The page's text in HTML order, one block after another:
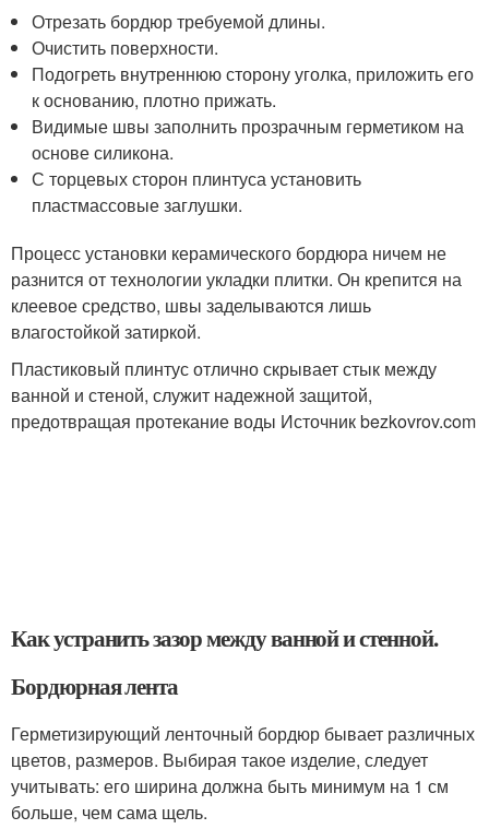
Отрезать бордюр требуемой длины.
Очистить поверхности.
Подогреть внутреннюю сторону уголка, приложить его
к основанию, плотно прижать.
Видимые швы заполнить прозрачным герметиком на
основе силикона.
С торцевых сторон плинтуса установить
пластмассовые заглушки.
Процесс установки керамического бордюра ничем не
разнится от технологии укладки плитки. Он крепится на
клеевое средство, швы заделываются лишь
влагостойкой затиркой.
Пластиковый плинтус отлично скрывает стык между
ванной и стеной, служит надежной защитой,
предотвращая протекание воды Источник bezkovrov.com
Как устранить зазор между ванной и стенной.
Бордюрная лента
Герметизирующий ленточный бордюр бывает различных
цветов, размеров. Выбирая такое изделие, следует
учитывать: его ширина должна быть минимум на 1 см
больше, чем сама щель.